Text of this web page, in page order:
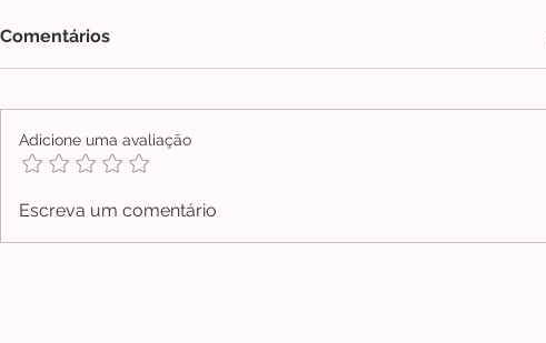
Comentários
Adicione uma avaliação
Escreva um comentário